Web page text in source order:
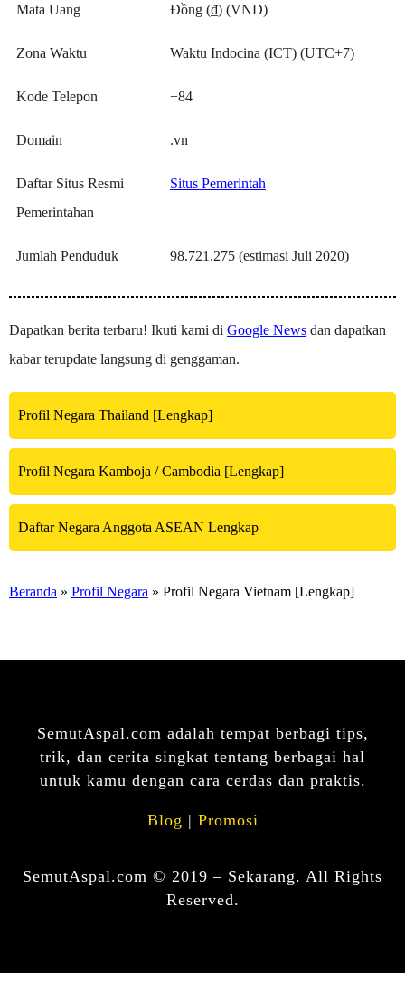
Mata Uang Đồng (₫) (VND)
Zona Waktu Waktu Indocina (ICT) (UTC+7)
Kode Telepon +84
Domain .vn
Daftar Situs Resmi
Pemerintahan
Situs Pemerintah
Jumlah Penduduk 98.721.275 (estimasi Juli 2020)
Dapatkan berita terbaru! Ikuti kami di Google News dan dapatkan
kabar terupdate langsung di genggaman.
Profil Negara Thailand [Lengkap]
Profil Negara Kamboja / Cambodia [Lengkap]
Daftar Negara Anggota ASEAN Lengkap
Beranda » Profil Negara » Profil Negara Vietnam [Lengkap]
SemutAspal.com adalah tempat berbagi tips,
trik, dan cerita singkat tentang berbagai hal
untuk kamu dengan cara cerdas dan praktis.
Blog | Promosi
SemutAspal.com © 2019 – Sekarang. All Rights
Reserved.